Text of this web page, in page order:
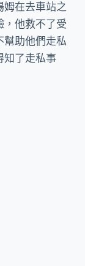
姆在去車站之
，他救不了受
幫助他們走私
知了走私事